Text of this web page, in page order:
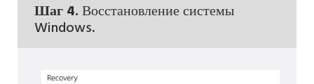
Шаг 4.Восстановление системы
Windows.